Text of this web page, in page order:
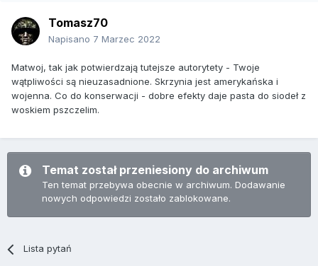
Tomasz70
Napisano 7 Marzec 2022
Matwoj, tak jak potwierdzają tutejsze autorytety - Twoje
wątpliwości są nieuzasadnione. Skrzynia jest amerykańska i
wojenna. Co do konserwacji - dobre efekty daje pasta do siodeł z
woskiem pszczelim.
Temat został przeniesiony do archiwum
Ten temat przebywa obecnie w archiwum. Dodawanie
nowych odpowiedzi zostało zablokowane.
Lista pytań